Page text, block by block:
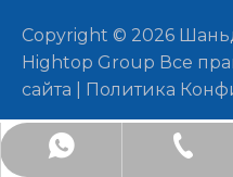
​Copyright © 2026
Hightop Group Все
сайта
Политика
181
+86-